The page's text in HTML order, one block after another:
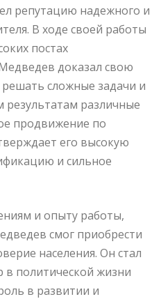
репутацию надежного и
В ходе своей работы
постах
доказал свою
сложные задачи и
различные
продвижение по
его высокую
и сильное
и опыту работы,
смог приобрести
населения. Он стал
политической жизни
в развитии и